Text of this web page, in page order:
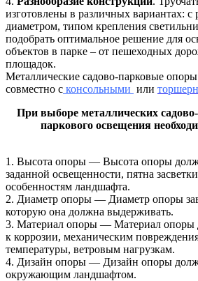
изготовлены в различных вариантах: с
диаметром, типом крепления
подобрать оптимальное решение для
объектов в парке – от пешеходных
площадок.
Металлические садово-парковые
совместно с консольными или
При выборе металлических
паркового освещения
1. Высота опоры — Высота опоры
заданной освещенности, пятна
особенностям ландшафта.
2. Диаметр опоры — Диаметр опоры
которую она должна выдерживать.
3. Материал опоры — Материал опоры
к коррозии, механическим
температуры, ветровым нагрузкам.
4. Дизайн опоры — Дизайн опоры
окружающим ландшафтом.